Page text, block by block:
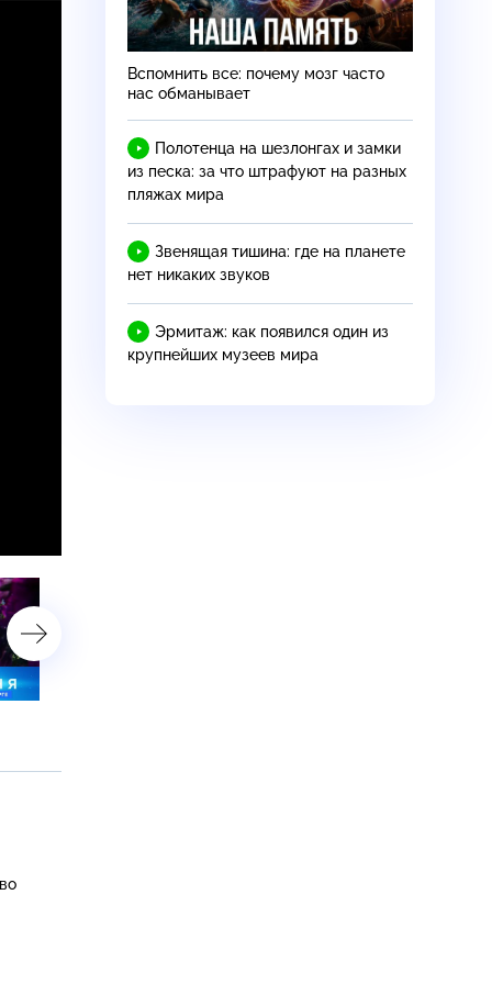
Вспомнить все: почему мозг часто
нас обманывает
Полотенца на шезлонгах и замки
из песка: за что штрафуют на разных
пляжах мира
Звенящая тишина: где на планете
нет никаких звуков
Эрмитаж: как появился один из
крупнейших музеев мира